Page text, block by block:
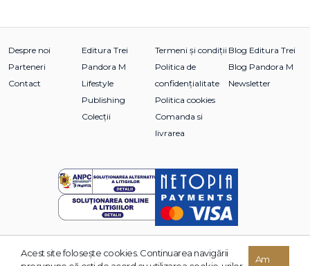
Despre noi
Parteneri
Contact
Editura Trei
Pandora M
Lifestyle
Publishing
Colecții
Termeni și condiții
Politica de
confidențialitate
Politica cookies
Comanda si
livrarea
Blog Editura Trei
Blog Pandora M
Newsletter
© 2026 Grupul Editorial TREI. Toate drepturile rezervate.
Acest site foloseşte cookies. Continuarea navigării
Am